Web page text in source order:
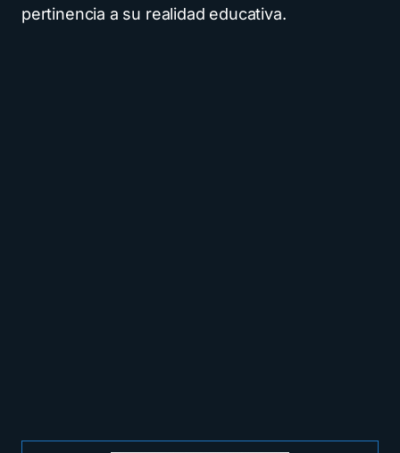
pertinencia a su realidad educativa.